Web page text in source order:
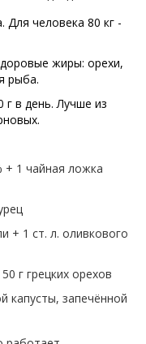
Для человека 80 кг -
жиры: орехи,
рыба.
г в день. Лучше из
+ 1 чайная ложка
+ 1 ст. л. оливкового
г грецких орехов
капусты, запечённой